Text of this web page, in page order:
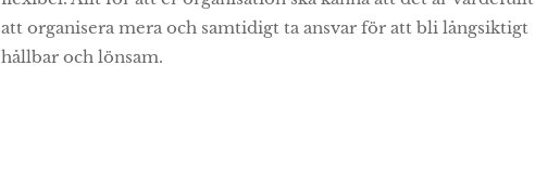
att organisera mera och samtidigt ta ansvar för att bli långsiktigt
hållbar och lönsam.